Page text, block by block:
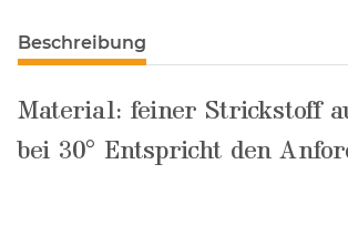
Beschreibung
Material: feiner Strickstoff
bei 30° Entspricht den